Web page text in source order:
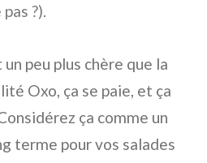
?).
peu plus chère que la
Oxo, ça se paie, et ça
ça comme un
terme pour vos salades